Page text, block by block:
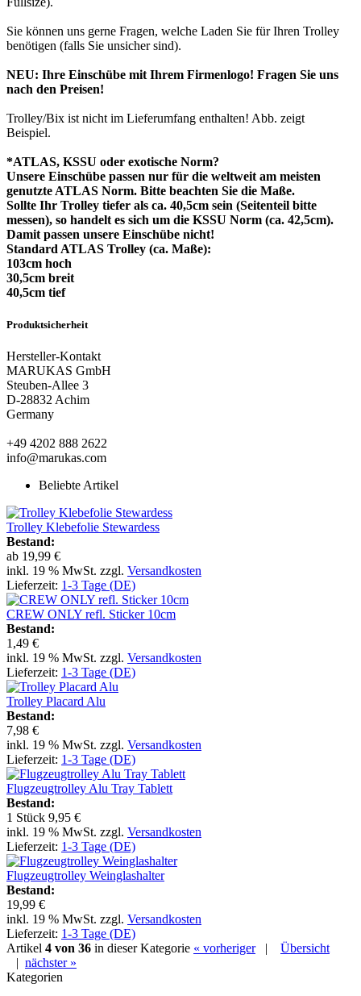
Sie können uns gerne Fragen, welche Laden Sie für Ihren Trolley
benötigen (falls Sie unsicher sind).
NEU: Ihre Einschübe mit Ihrem Firmenlogo! Fragen Sie uns
nach den Preisen!
Trolley/Bix ist nicht im Lieferumfang enthalten! Abb. zeigt
Beispiel.
*ATLAS, KSSU oder exotische Norm?
Unsere Einschübe passen nur für die weltweit am meisten
genutzte ATLAS Norm. Bitte beachten Sie die Maße.
Sollte Ihr Trolley tiefer als ca. 40,5cm sein (Seitenteil bitte
messen), so handelt es sich um die KSSU Norm (ca. 42,5cm).
Damit passen unsere Einschübe nicht!
Standard ATLAS Trolley (ca. Maße):
103cm hoch
30,5cm breit
40,5cm tief
Produktsicherheit
Hersteller-Kontakt
MARUKAS GmbH
Steuben-Allee 3
D-28832 Achim
Germany
+49 4202 888 2622
info@marukas.com
Beliebte Artikel
Trolley Klebefolie Stewardess
Bestand:
ab 19,99 €
inkl. 19 % MwSt. zzgl. Versandkosten
Lieferzeit: 1-3 Tage (DE)
CREW ONLY refl. Sticker 10cm
Bestand:
1,49 €
inkl. 19 % MwSt. zzgl. Versandkosten
Lieferzeit: 1-3 Tage (DE)
Trolley Placard Alu
Bestand:
7,98 €
inkl. 19 % MwSt. zzgl. Versandkosten
Lieferzeit: 1-3 Tage (DE)
Flugzeugtrolley Alu Tray Tablett
Bestand:
1 Stück 9,95 €
inkl. 19 % MwSt. zzgl. Versandkosten
Lieferzeit: 1-3 Tage (DE)
Flugzeugtrolley Weinglashalter
Bestand:
19,99 €
inkl. 19 % MwSt. zzgl. Versandkosten
Lieferzeit: 1-3 Tage (DE)
Artikel 4 von 36 in dieser Kategorie « vorheriger| Übersicht
| nächster »
Kategorien